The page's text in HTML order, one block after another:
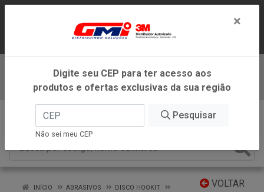
ATENDIMENTO DENTRO DO ESTADO DE
MINAS GERAIS.
Baixe já nosso APP
VOLTAR
INÍCIO ABRASIVOS
DISCO HOOKIT
×
Digite seu CEP para ter acesso aos
produtos e ofertas exclusivas da sua região
Pesquisar
Não sei meu CEP